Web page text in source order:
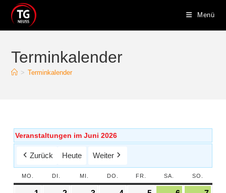
Menü
Terminkalender
> Terminkalender
Veranstaltungen im Juni 2026
Zurück Heute Weiter
MO. DI. MI. DO. FR. SA. SO.